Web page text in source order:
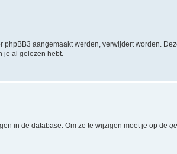
aangemaakt werden, verwijdert worden.
je al gelezen hebt.
in de database. Om ze te wijzigen moet je op de